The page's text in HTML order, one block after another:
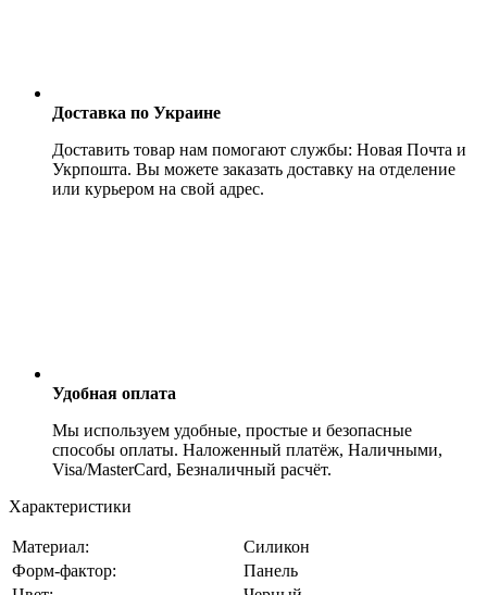
Доставка по Украине
Доставить товар нам помогают службы: Новая Почта и
Укрпошта. Вы можете заказать доставку на отделение
или курьером на свой адрес.
Удобная оплата
Мы используем удобные, простые и безопасные
способы оплаты. Наложенный платёж, Наличными,
Visa/MasterCard, Безналичный расчёт.
Характеристики
Материал:
Силикон
Форм-фактор:
Панель